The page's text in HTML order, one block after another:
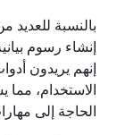
بالنسبة للعديد
إنشاء رسوم
إنهم يريدون
الاستخدام، مما
الحاجة إلى